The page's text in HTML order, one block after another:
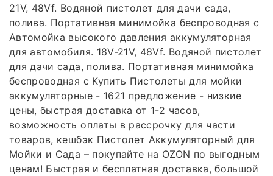
21V, 48Vf. Водяной пистолет для дачи сада,
полива. Портативная минимойка беспроводная с
Автомойка высокого давления аккумуляторная
для автомобиля. 18V-21V, 48Vf. Водяной пистолет
для дачи сада, полива. Портативная минимойка
беспроводная с Купить Пистолеты для мойки
аккумуляторные - 1621 предложение - низкие
цены, быстрая доставка от 1-2 часов,
возможность оплаты в рассрочку для части
товаров, кешбэк Пистолет Аккумуляторный для
Мойки и Сада – покупайте на OZON по выгодным
ценам! Быстрая и бесплатная доставка, большой